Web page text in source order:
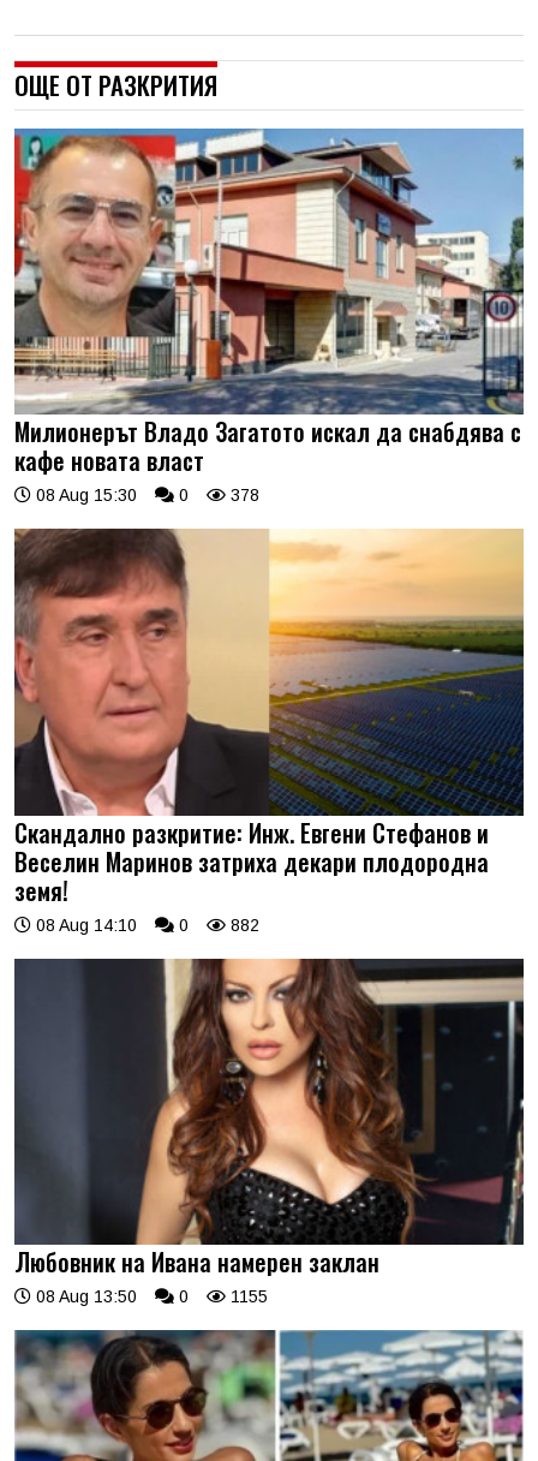
ОЩЕ ОТ РАЗКРИТИЯ
Милионерът Владо Загатото искал да снабдява с
кафе новата власт
08 Aug 15:30 0 378
Скандално разкритие: Инж. Евгени Стефанов и
Веселин Маринов затриха декари плодородна
земя!
08 Aug 14:10 0 882
Любовник на Ивана намерен заклан
08 Aug 13:50 0 1155